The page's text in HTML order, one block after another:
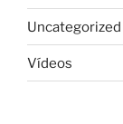
Uncategorized
Vídeos